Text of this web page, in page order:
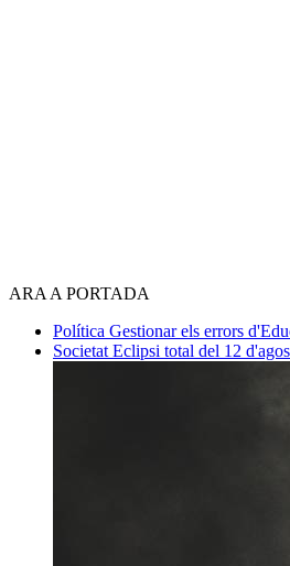
ARA A PORTADA
Política Gestionar els errors
Societat Eclipsi total del 12